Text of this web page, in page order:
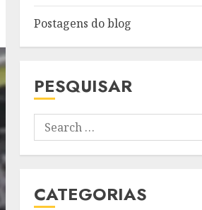
Postagens do blog
PESQUISAR
Search
for:
CATEGORIAS